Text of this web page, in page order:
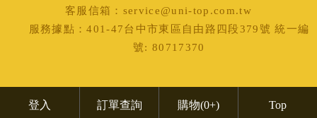
登入 訂單查詢 購物(0+) Top
客服信箱：service@uni-top.com.tw
服務據點：401-47台中市東區自由路四段379號 統一編
號: 80717370